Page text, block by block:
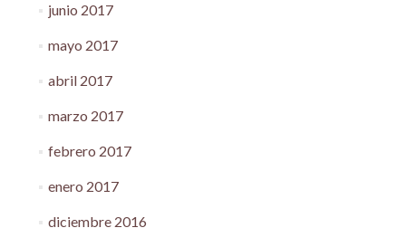
junio 2017
mayo 2017
abril 2017
marzo 2017
febrero 2017
enero 2017
diciembre 2016